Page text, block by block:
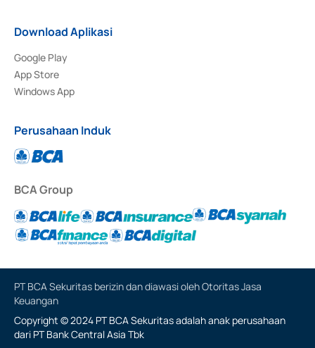
Download Aplikasi
Google Play
App Store
Windows App
Perusahaan Induk
BCA Group
PT BCA Sekuritas berizin dan diawasi oleh Otoritas Jasa
Keuangan
Copyright © 2024 PT BCA Sekuritas adalah anak perusahaan
dari PT Bank Central Asia Tbk